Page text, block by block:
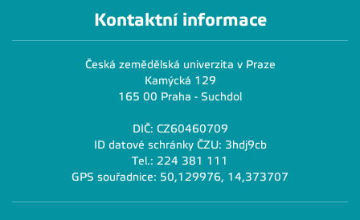
Kontaktní informace
Česká zemědělská univerzita v Praze
Kamýcká 129
165 00 Praha - Suchdol
DIČ: CZ60460709
ID datové schránky ČZU: 3hdj9cb
Tel.: 224 381 111
GPS souřadnice: 50,129976, 14,373707